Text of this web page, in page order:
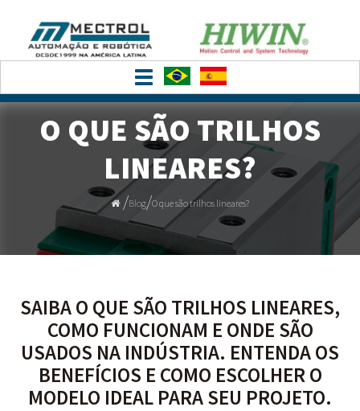
Toggle
navigation
O QUE SÃO TRILHOS
LINEARES?
/Blog/O que são trilhos lineares?
SAIBA O QUE SÃO TRILHOS LINEARES,
COMO FUNCIONAM E ONDE SÃO
USADOS NA INDÚSTRIA. ENTENDA OS
BENEFÍCIOS E COMO ESCOLHER O
MODELO IDEAL PARA SEU PROJETO.